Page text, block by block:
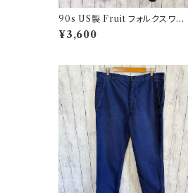
90s US製 Fruit フォルクスワー
ゲン シングルステッチTシャツ ヴィ
ンテージTシャツ アド 企業
¥3,600